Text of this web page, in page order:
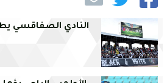
النادي الصفاقسي